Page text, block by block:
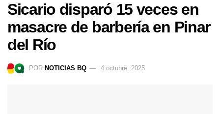
Sicario disparó 15 veces en
masacre de barbería en Pinar
del Río
POR NOTICIAS BQ 4 octubre, 2025